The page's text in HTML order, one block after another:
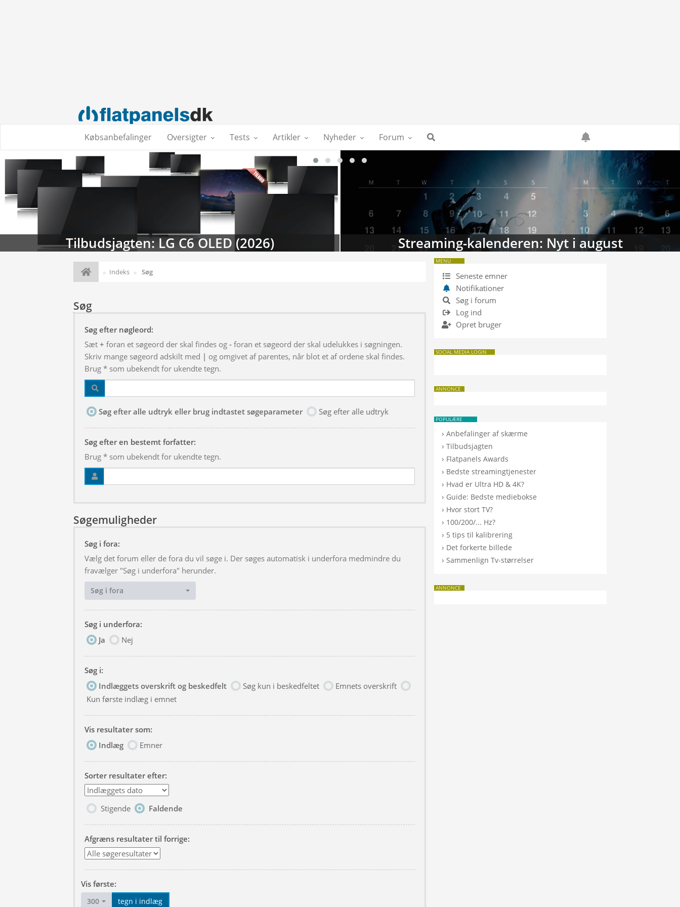
Købsanbefalinger Oversigter Tests Artikler Nyheder Forum
Tilbudsjagten: LG C6 OLED (2026) Streaming-kalenderen: Nyt i august
Indeks Søg
Søg
Søg efter nøgleord:
Sæt + foran et søgeord der skal findes og - foran et søgeord der skal udelukkes i søgningen.
Skriv mange søgeord adskilt med | og omgivet af parentes, når blot et af ordene skal findes.
Brug * som ubekendt for ukendte tegn.
Søg efter alle udtryk eller brug indtastet søgeparameter Søg efter alle udtryk
Søg efter en bestemt forfatter:
Brug * som ubekendt for ukendte tegn.
Søgemuligheder
Søg i fora:
Vælg det forum eller de fora du vil søge i. Der søges automatisk i underfora medmindre du
fravælger "Søg i underfora" herunder.
Søg i fora
Søg i underfora:
Ja
Nej
Søg i:
Indlæggets overskrift og beskedfelt
Søg kun i beskedfeltet
Emnets overskrift
Kun første indlæg i emnet
Vis resultater som:
Indlæg
Emner
Sorter resultater efter:
Stigende Faldende
Afgræns resultater til forrige:
Vis første:
300 tegn i indlæg
MENU
Seneste emner
Notifikationer
Søg i forum
Log ind
Opret bruger
SOCIAL MEDIA LOGIN
ANNONCE
POPULÆRE
›Anbefalinger af skærme
›Tilbudsjagten
› Flatpanels Awards
› Bedste streamingtjenester
› Hvad er Ultra HD & 4K?
› Guide: Bedste mediebokse
› Hvor stort TV?
› 100/200/... Hz?
› 5 tips til kalibrering
› Det forkerte billede
›Sammenlign Tv-størrelser
ANNONCE